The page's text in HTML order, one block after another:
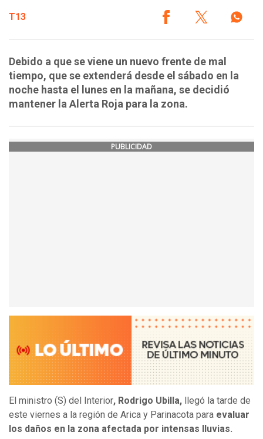
T13
Debido a que se viene un nuevo frente de mal
tiempo, que se extenderá desde el sábado en la
noche hasta el lunes en la mañana, se decidió
mantener la Alerta Roja para la zona.
PUBLICIDAD
El ministro (S) del Interior, Rodrigo Ubilla, llegó la tarde de
este viernes a la región de Arica y Parinacota para evaluar
los daños en la zona afectada por intensas lluvias.